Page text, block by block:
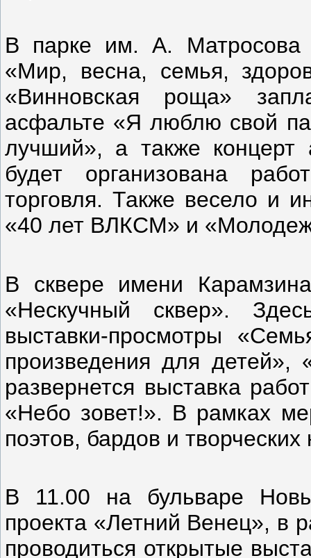
В парке им. А. Матросова
«Мир, весна, семья,
«Винновская роща»
асфальте «Я люблю свой
лучший», а также
будет организована
торговля. Также весело и
«40 лет ВЛКСМ» и
В сквере имени
«Нескучный сквер».
выставки-просмотры
произведения для
развернется выставка
«Небо зовет!». В рамках
поэтов, бардов и
В 11.00 на бульваре
проекта «Летний Венец», в
проводиться открытые